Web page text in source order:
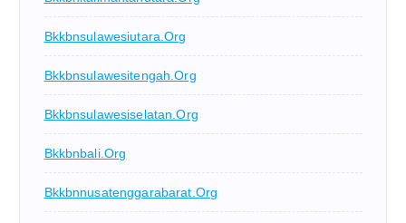
Bkkbnsulawesiutara.org
Bkkbnsulawesitengah.org
Bkkbnsulawesiselatan.org
Bkkbnbali.org
Bkkbnnusatenggarabarat.org